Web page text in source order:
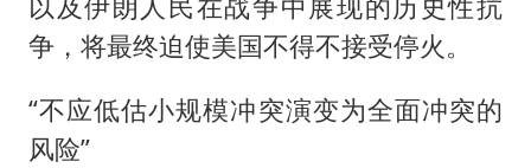
争，将最终迫使美国不得不接受停火。
“不应低估小规模冲突演变为全面冲突的
风险”